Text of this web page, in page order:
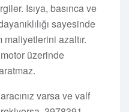
Isıya, basınca ve
sayesinde
maliyetlerini azaltır.
motor üzerinde
varsa ve valf